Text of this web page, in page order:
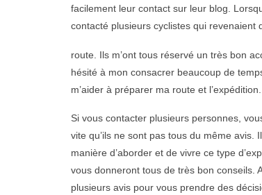
facilement leur contact sur leur blog.
contacté plusieurs cyclistes qui revenaient
route. Ils m’ont tous réservé un très bon
hésité à mon consacrer beaucoup de
m’aider à préparer ma route et l’expédition.
Si vous contacter plusieurs personnes,
vite qu’ils ne sont pas tous du même avis.
manière d’aborder et de vivre ce type
vous donneront tous de très bon conseils.
plusieurs avis pour vous prendre des